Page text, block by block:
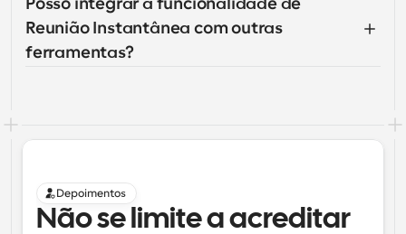
Posso integrar a funcionalidade de
Reunião Instantânea com outras
ferramentas?
Depoimentos
Não se limite a acreditar